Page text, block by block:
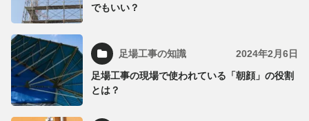
でもいい？
足場工事の知識 2024年2月6日
足場工事の現場で使われている「朝顔」の役割
とは？